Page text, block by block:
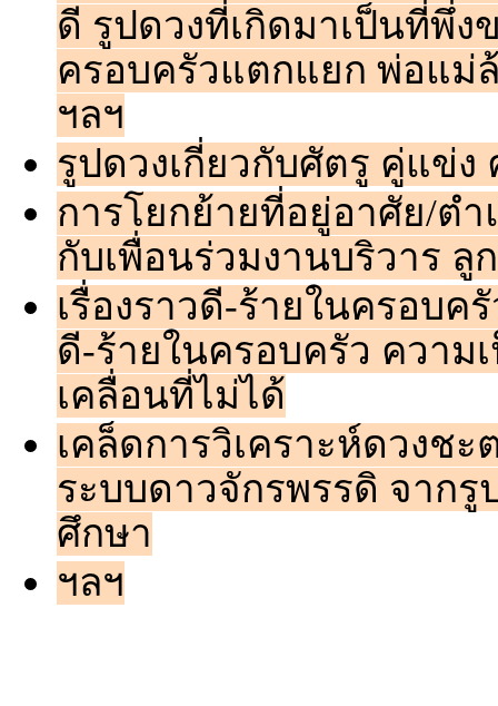
ดี รูปดวงที่เกิดมาเป็นที่พึ่ง
ครอบครัวแตกแยก พ่อแม่
ฯลฯ
รูปดวงเกี่ยวกับศัตรู คู่แข่
การโยกย้ายที่อยู่อาศัย/ต
กับเพื่อนร่วมงานบริวาร ลู
เรื่องราวดี-ร้ายในครอบค
ดี-ร้ายในครอบครัว ความ
เคลื่อนที่ไม่ได้
เคล็ดการวิเคราะห์ดวงช
ระบบดาวจักรพรรดิ จาก
ศึกษา
ฯลฯ